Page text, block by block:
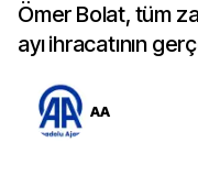
Ömer Bolat, tüm
ayı ihracatının
AA